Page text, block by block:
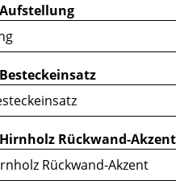
auswählen
auswählen
Hirnholz Rückwand-Akzent